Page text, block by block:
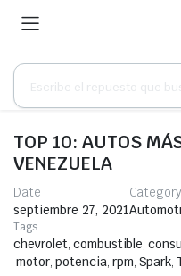
TOP 10: AUTOS
VENEZUELA
Date
septiembre 27, 2021
Category
Tags
chevrolet, combustible,
motor, potencia, rpm, Spark,